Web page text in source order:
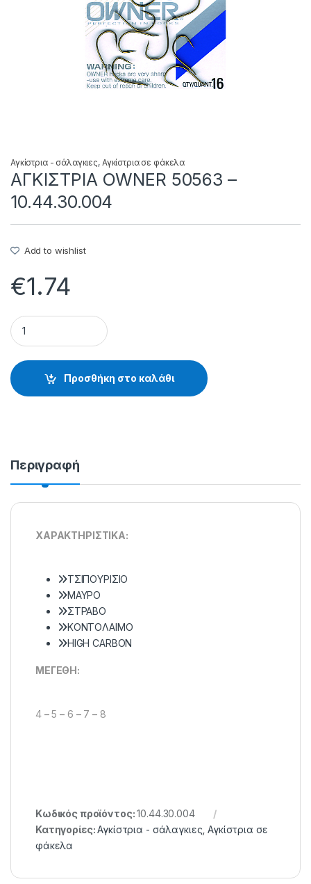
Αγκίστρια - σάλαγκιες, Αγκίστρια σε φάκελα
ΑΓΚΙΣΤΡΙΑ OWNER 50563 –
10.44.30.004
Add to wishlist
€1.74
ΑΓΚΙΣΤΡΙΑ OWNER 50563 - 10.44.30.004 quantity
Προσθήκη στο καλάθι
Περιγραφή
XAPAKTHPIΣTIKA:
TΣIΠOYPIΣIO
MAYPO
ΣTPABO
KONTOΛAIMO
HIGH CARBON
MEΓEΘH:
4 – 5 – 6 – 7 – 8
Κωδικός προϊόντος:10.44.30.004
Κατηγορίες:Αγκίστρια - σάλαγκιες ,Αγκίστρια σε
φάκελα